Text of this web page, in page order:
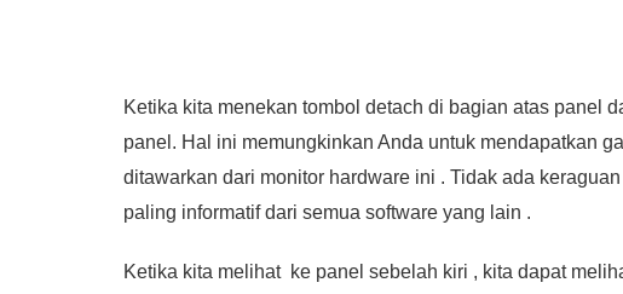
Ketika kita menekan tombol detach di bagian atas panel
panel. Hal ini memungkinkan Anda untuk mendapatkan
ditawarkan dari monitor hardware ini . Tidak ada
paling informatif dari semua software yang lain .
Ketika kita melihat ke panel sebelah kiri , kita dapat